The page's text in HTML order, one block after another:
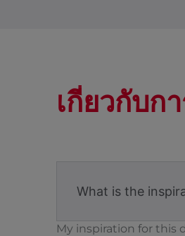
เกี่ยวกับก
What is the
My inspiration for this